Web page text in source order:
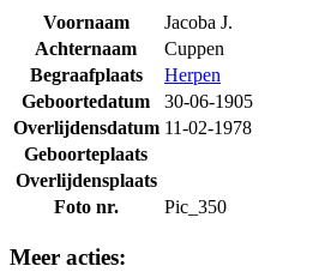
Voornaam
Jacoba J.
Achternaam
Cuppen
Begraafplaats
Herpen
Geboortedatum
30-06-1905
Overlijdensdatum 11-02-1978
Geboorteplaats
Overlijdensplaats
Foto nr.
Pic_350
Meer acties: